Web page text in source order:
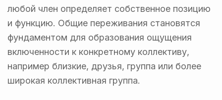
любой член определяет собственное позицию
и функцию. Общие переживания становятся
фундаментом для образования ощущения
включенности к конкретному коллективу,
например близкие, друзья, группа или более
широкая коллективная группа.